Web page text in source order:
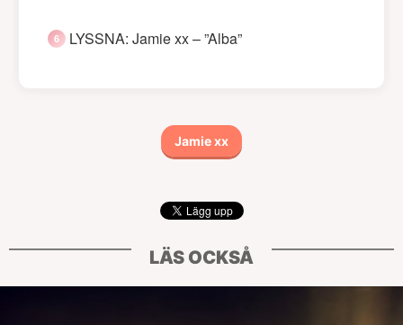
LYSSNA: Jamie xx – ”Alba”
Jamie xx
LÄS OCKSÅ